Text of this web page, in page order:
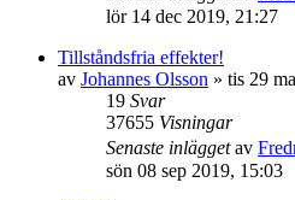
lör 14 dec 2019, 21:27
Tillståndsfria effekter!
av Johannes Olsson » tis 29
19 Svar
37655 Visningar
Senaste inläggetav
sön 08 sep 2019, 15:03